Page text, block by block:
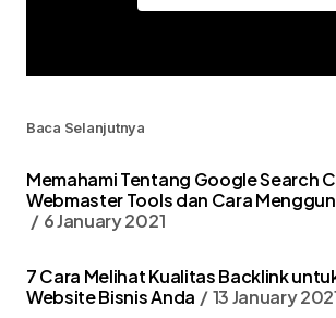
Baca Selanjutnya
Memahami Tentang Google Search
Webmaster Tools dan Cara
6 January 2021
7 Cara Melihat Kualitas Backlink
Website Bisnis Anda
13 January